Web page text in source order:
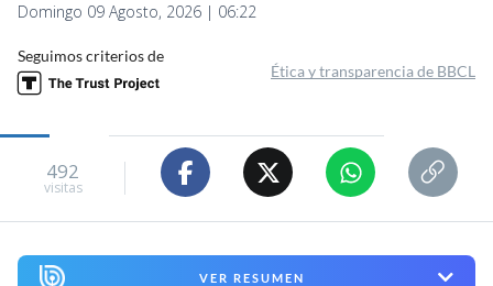
Domingo 09 Agosto, 2026 | 06:22
Seguimos criterios de
Ética y transparencia de BBCL
492
visitas
VER RESUMEN